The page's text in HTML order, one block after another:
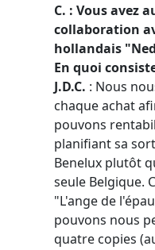
C. : Vous avez
collaboration
hollandais
En quoi
J.D.C. : Nous
chaque achat
pouvons
planifiant sa
Benelux plutôt
seule Belgique.
"L'ange de
pouvons nous
quatre copies